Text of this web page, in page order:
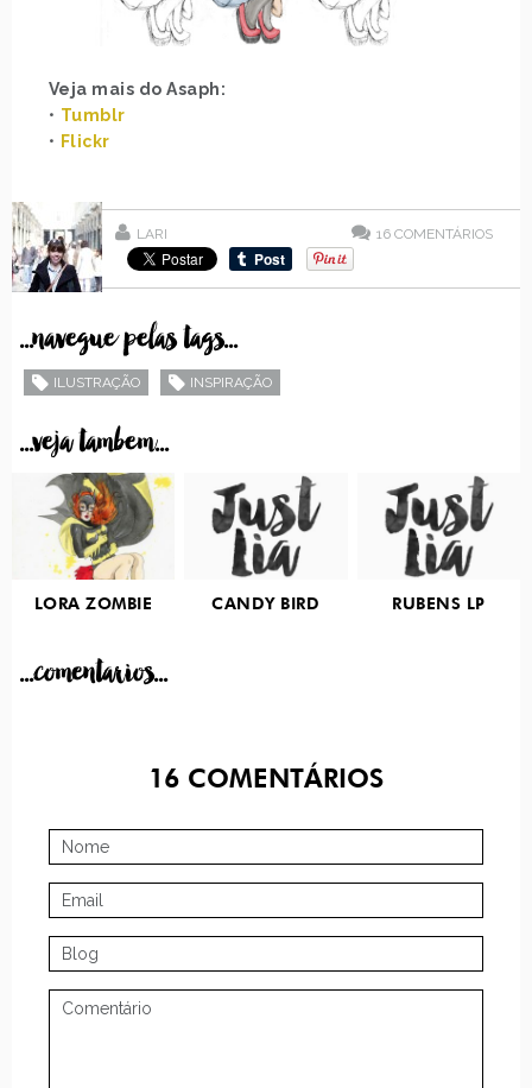
Veja mais do Asaph:
• Tumblr
• Flickr
LARI 16 COMENTÁRIOS
...navegue pelas tags...
ILUSTRAÇÃO INSPIRAÇÃO
...veja tambem...
LORA ZOMBIE CANDY BIRD RUBENS LP
...comentarios...
16 COMENTÁRIOS